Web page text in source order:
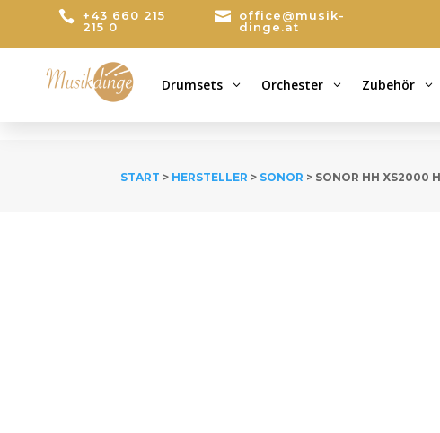
 +43 660 215
215 0

office@musik-
dinge.at
Drumsets 3 Orchester 3 Zubehör 3
START > HERSTELLER > SONOR > SONOR HH XS2000